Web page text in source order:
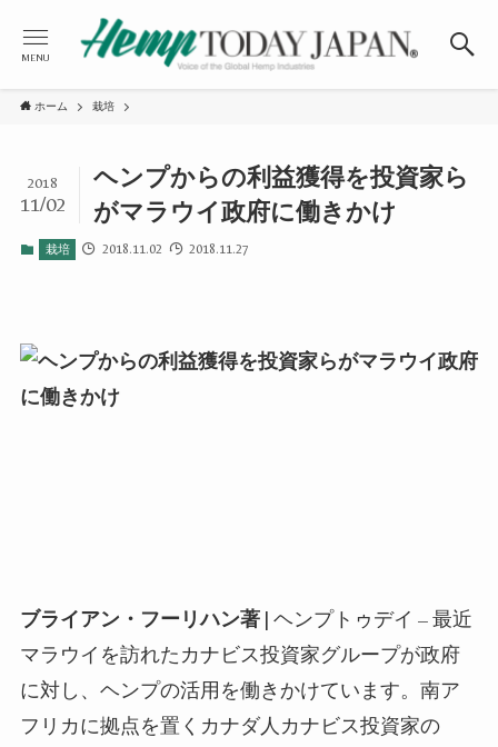
MENU
ホーム 栽培
ヘンプからの利益獲得を投資家ら
がマラウイ政府に働きかけ
2018
11/02
栽培 2018.11.02 2018.11.27
ブライアン・フーリハン著| ヘンプトゥデイ – 最近
マラウイを訪れたカナビス投資家グループが政府
に対し、ヘンプの活用を働きかけています。南ア
フリカに拠点を置くカナダ人カナビス投資家の